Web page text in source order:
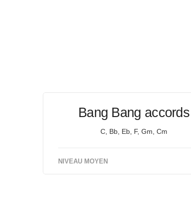
Bang Bang accords
C, Bb, Eb, F, Gm, Cm
NIVEAU MOYEN